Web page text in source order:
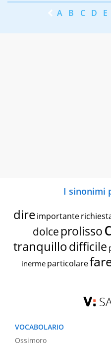
A B C D E
I sinonimi
dire importante
dolce prolisso
tranquillodifficile
inerme particolare
VOCABOLARIO
Ossimoro